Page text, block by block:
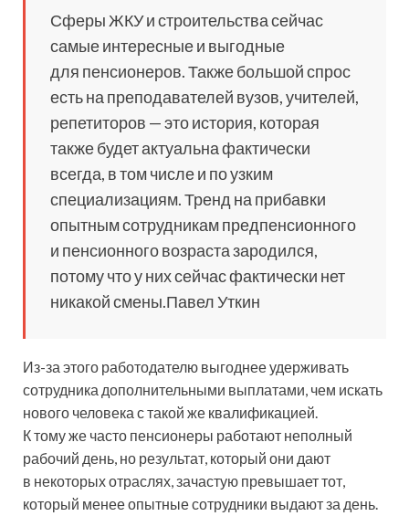
Сферы ЖКУ и строительства сейчас
самые интересные и выгодные
для пенсионеров. Также большой спрос
есть на преподавателей вузов, учителей,
репетиторов — это история, которая
также будет актуальна фактически
всегда, в том числе и по узким
специализациям. Тренд на прибавки
опытным сотрудникам предпенсионного
и пенсионного возраста зародился,
потому что у них сейчас фактически нет
никакой смены.Павел Уткин
Из-за этого работодателю выгоднее удерживать
сотрудника дополнительными выплатами, чем искать
нового человека с такой же квалификацией.
К тому же часто пенсионеры работают неполный
рабочий день, но результат, который они дают
в некоторых отраслях, зачастую превышает тот,
который менее опытные сотрудники выдают за день.